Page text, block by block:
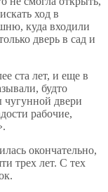
ход в
куда входили
дверь в сад и
ста лет, и еще в
будто
чугунной двери
рабочие,
окончательно,
трех лет. С тех